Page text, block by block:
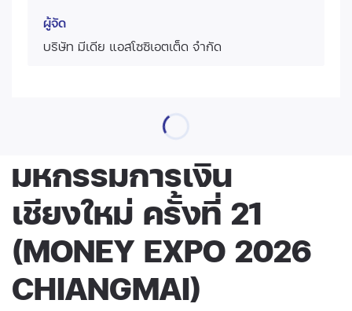
ผู้จัด
บริษัท มีเดีย แอสโซซิเอตเต็ด จำกัด
มหกรรมการเงิน
เชียงใหม่ ครั้งที่ 21
(MONEY EXPO 2026
CHIANGMAI)